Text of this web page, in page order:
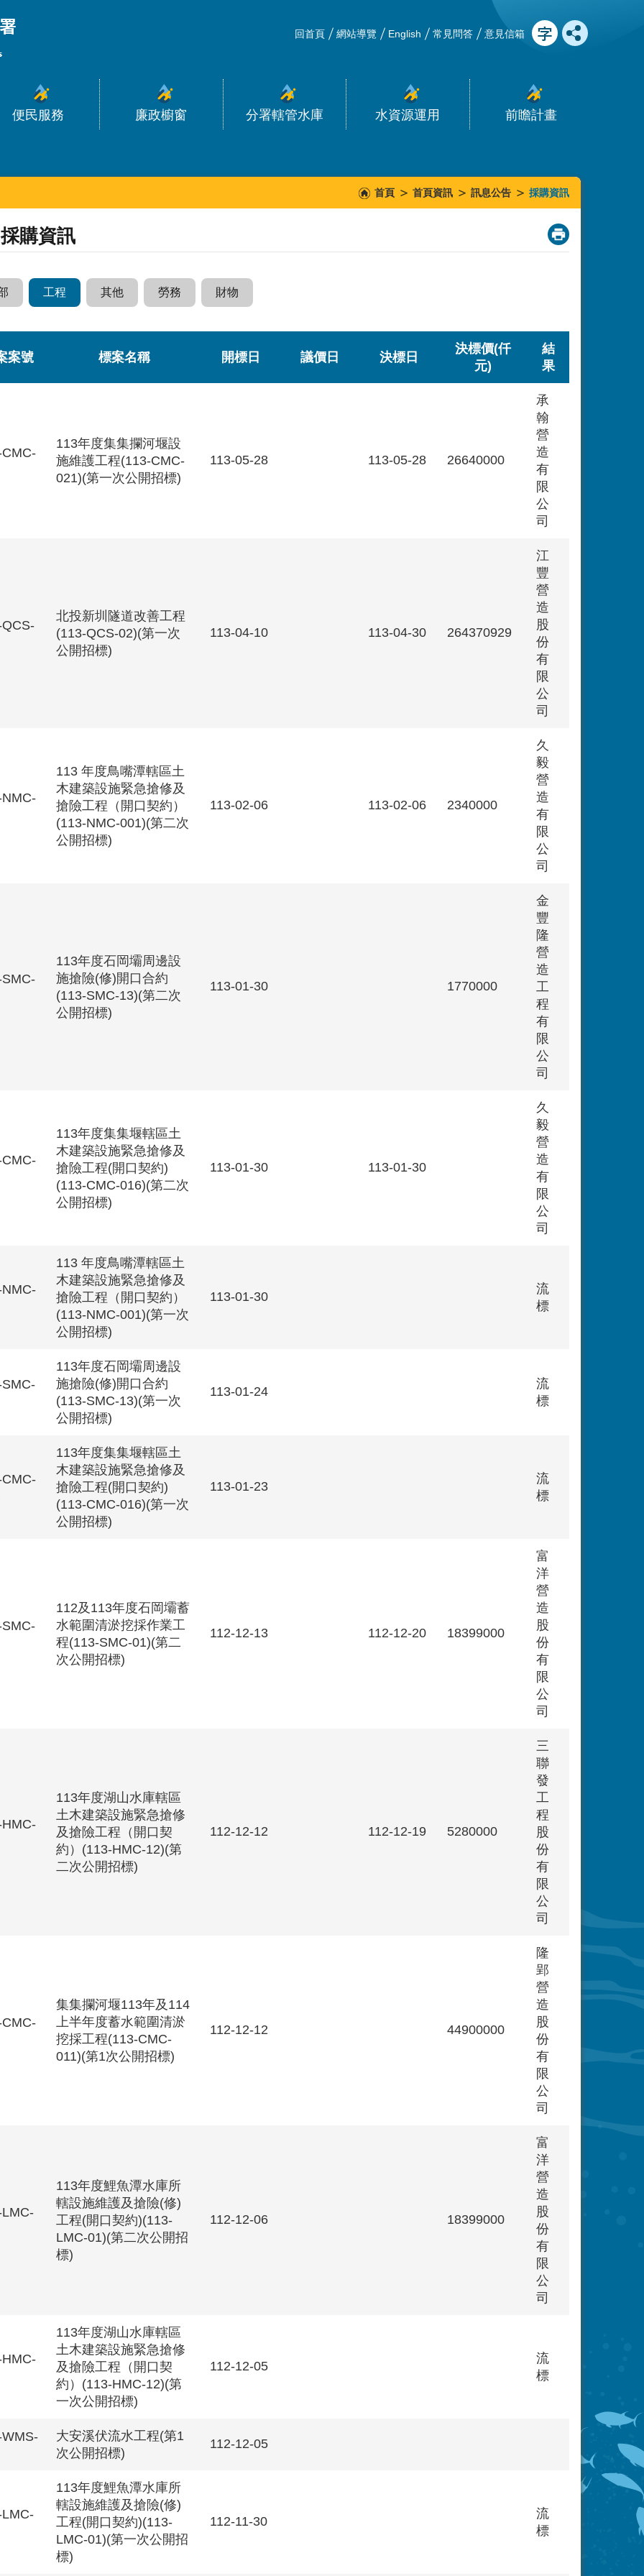
回首頁 網站導覽 English 常見問答 意見信箱
便民服務 廉政櫥窗 分署轄管水庫 水資源運用 前瞻計畫
首頁 首頁資訊 訊息公告 採購資訊
採購資訊 _
工程 其他 勞務 財物
案號 標案名稱 開標日 議價日 決標日
決標價(仟
元)
結
果
CMC-
113年度集集攔河堰設
施維護工程(113-CMC-
021)(第一次公開招標)
113-05-28 113-05-28 26640000
承
翰
營
造
有
限
公
司
QCS-
北投新圳隧道改善工程
(113-QCS-02)(第一次
公開招標)
113-04-10 113-04-30 264370929
江
豐
營
造
股
份
有
限
公
司
NMC-
113 年度鳥嘴潭轄區土
木建築設施緊急搶修及
搶險工程（開口契約）
(113-NMC-001)(第二次
公開招標)
113-02-06 113-02-06 2340000
久
毅
營
造
有
限
公
司
SMC-
113年度石岡壩周邊設
施搶險(修)開口合約
(113-SMC-13)(第二次
公開招標)
113-01-30 1770000
金
豐
隆
營
造
工
程
有
限
公
司
CMC-
113年度集集堰轄區土
木建築設施緊急搶修及
搶險工程(開口契約)
(113-CMC-016)(第二次
公開招標)
113-01-30 113-01-30
久
毅
營
造
有
限
公
司
NMC-
113 年度鳥嘴潭轄區土
木建築設施緊急搶修及
搶險工程（開口契約）
(113-NMC-001)(第一次
公開招標)
113-01-30
流
標
SMC-
113年度石岡壩周邊設
施搶險(修)開口合約
(113-SMC-13)(第一次
公開招標)
113-01-24
流
標
CMC-
113年度集集堰轄區土
木建築設施緊急搶修及
搶險工程(開口契約)
(113-CMC-016)(第一次
公開招標)
113-01-23
流
標
SMC-
112及113年度石岡壩蓄
水範圍清淤挖採作業工
程(113-SMC-01)(第二
次公開招標)
112-12-13 112-12-20 18399000
富
洋
營
造
股
份
有
限
公
司
HMC-
113年度湖山水庫轄區
土木建築設施緊急搶修
及搶險工程（開口契
約）(113-HMC-12)(第
二次公開招標)
112-12-12 112-12-19 5280000
三
聯
發
工
程
股
份
有
限
公
司
CMC-
集集攔河堰113年及114
上半年度蓄水範圍清淤
挖採工程(113-CMC-
011)(第1次公開招標)
112-12-12 44900000
隆
郢
營
造
股
份
有
限
公
司
LMC-
113年度鯉魚潭水庫所
轄設施維護及搶險(修)
工程(開口契約)(113-
LMC-01)(第二次公開招
標)
112-12-06 18399000
富
洋
營
造
股
份
有
限
公
司
HMC-
113年度湖山水庫轄區
土木建築設施緊急搶修
及搶險工程（開口契
約）(113-HMC-12)(第
一次公開招標)
112-12-05
流
標
WMS-
大安溪伏流水工程(第1
次公開招標)
112-12-05
LMC-
113年度鯉魚潭水庫所
轄設施維護及搶險(修)
工程(開口契約)(113-
LMC-01)(第一次公開招
標)
112-11-30
流
標